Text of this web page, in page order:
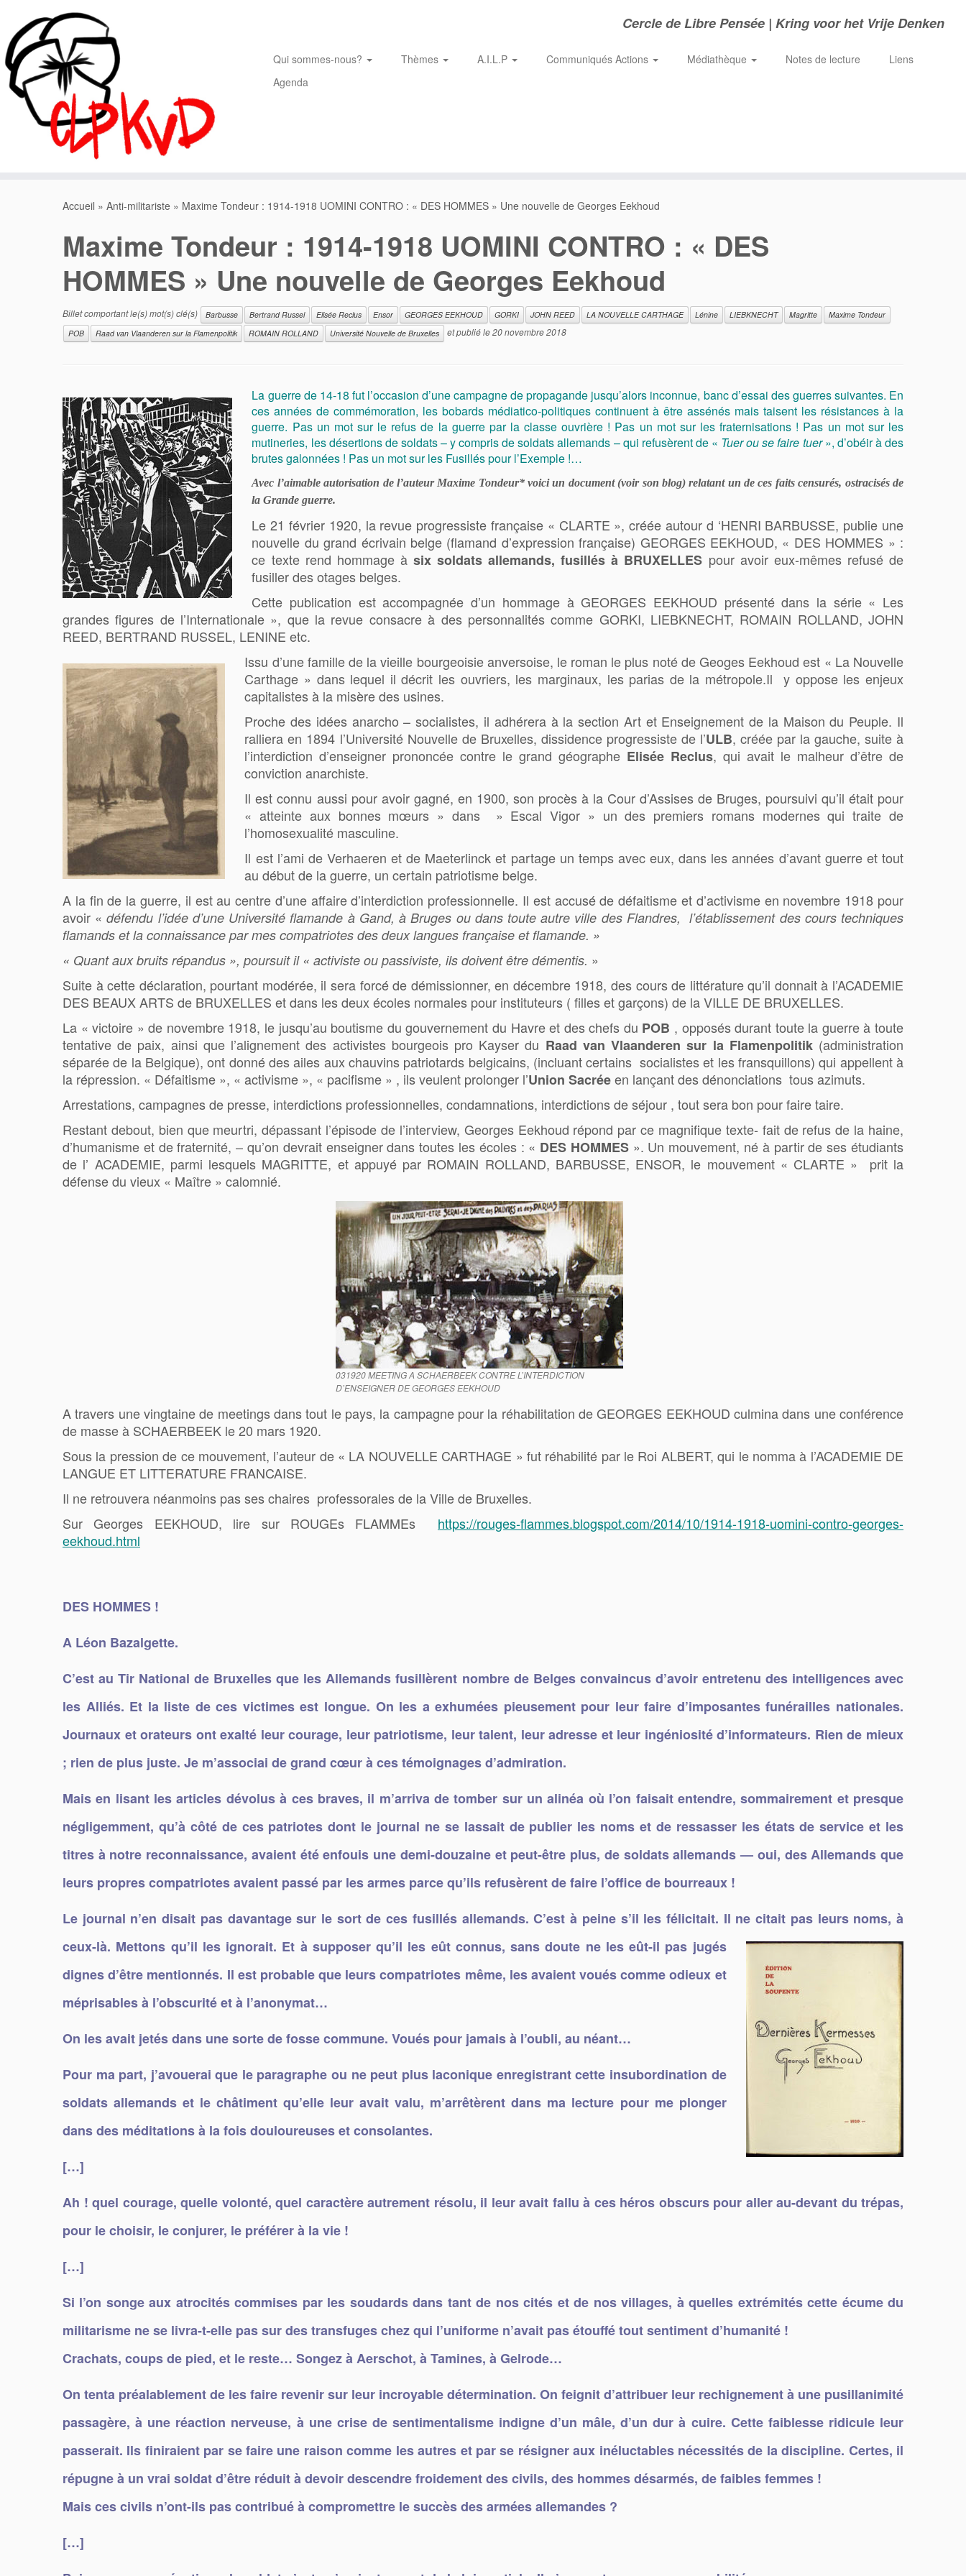
contenu
Cercle de Libre Pensée | Kring voor het Vrije Denken
Qui sommes-nous? Thèmes A.I.L.P Communiqués Actions Médiathèque Notes de lecture
Liens
Agenda
Accueil » Anti-militariste » Maxime Tondeur : 1914-1918 UOMINI CONTRO : « DES HOMMES » Une nouvelle de Georges Eekhoud
Maxime Tondeur : 1914-1918 UOMINI CONTRO : « DES
HOMMES » Une nouvelle de Georges Eekhoud
Billet comportant le(s) mot(s) clé(s) Barbusse Bertrand Russel Elisée Reclus Ensor GEORGES EEKHOUD GORKI JOHN REED LA NOUVELLE CARTHAGE Lénine LIEBKNECHT Magritte
Maxime Tondeur
POB
Raad van Vlaanderen sur la Flamenpolitik ROMAIN ROLLAND Université Nouvelle de Bruxelles et publié le20 novembre 2018
La guerre de 14-18 fut l’occasion d’une campagne de propagande jusqu’alors inconnue, banc d’essai des guerres suivantes. En
ces années de commémoration, les bobards médiatico-politiques continuent à être assénés mais taisent les résistances à la
guerre. Pas un mot sur le refus de la guerre par la classe ouvrière ! Pas un mot sur les fraternisations ! Pas un mot sur les
mutineries, les désertions de soldats – y compris de soldats allemands – qui refusèrent de « Tuer ou se faire tuer», d’obéir à des
brutes galonnées ! Pas un mot sur les Fusillés pour l’Exemple !…
Avec l’aimable autorisation de l’auteur Maxime Tondeur* voici un document (voir son blog) relatant un de ces faits censurés, ostracisés de
la Grande guerre.
Le 21 février 1920, la revue progressiste française « CLARTE », créée autour d ‘HENRI BARBUSSE, publie une
nouvelle du grand écrivain belge (flamand d’expression française) GEORGES EEKHOUD, « DES HOMMES » :
ce texte rend hommage à six soldats allemands, fusillés à BRUXELLES pour avoir eux-mêmes refusé de
fusiller des otages belges.
Cette publication est accompagnée d’un hommage à GEORGES EEKHOUD présenté dans la série « Les
grandes figures de l’Internationale », que la revue consacre à des personnalités comme GORKI, LIEBKNECHT, ROMAIN ROLLAND, JOHN
REED, BERTRAND RUSSEL, LENINE etc.
Issu d’une famille de la vieille bourgeoisie anversoise, le roman le plus noté de Geoges Eekhoud est « La Nouvelle
Carthage » dans lequel il décrit les ouvriers, les marginaux, les parias de la métropole.Il y oppose les enjeux
capitalistes à la misère des usines.
Proche des idées anarcho – socialistes, il adhérera à la section Art et Enseignement de la Maison du Peuple. Il
ralliera en 1894 l’Université Nouvelle de Bruxelles, dissidence progressiste de l’ULB, créée par la gauche, suite à
l’interdiction d’enseigner prononcée contre le grand géographe Elisée Reclus, qui avait le malheur d’être de
conviction anarchiste.
Il est connu aussi pour avoir gagné, en 1900, son procès à la Cour d’Assises de Bruges, poursuivi qu’il était pour
« atteinte aux bonnes mœurs » dans » Escal Vigor » un des premiers romans modernes qui traite de
l’homosexualité masculine.
Il est l’ami de Verhaeren et de Maeterlinck et partage un temps avec eux, dans les années d’avant guerre et tout
au début de la guerre, un certain patriotisme belge.
A la fin de la guerre, il est au centre d’une affaire d’interdiction professionnelle. Il est accusé de défaitisme et d’activisme en novembre 1918 pour
avoir «défendu l’idée d’une Université flamande à Gand, à Bruges ou dans toute autre ville des Flandres, l’établissement des cours techniques
flamands et la connaissance par mes compatriotes des deux langues française et flamande. »
« Quant aux bruits répandus », poursuit il « activiste ou passiviste, ils doivent être démentis. »
Suite à cette déclaration, pourtant modérée, il sera forcé de démissionner, en décembre 1918, des cours de littérature qu’il donnait à l’ACADEMIE
DES BEAUX ARTS de BRUXELLES et dans les deux écoles normales pour instituteurs ( filles et garçons) de la VILLE DE BRUXELLES.
La « victoire » de novembre 1918, le jusqu’au boutisme du gouvernement du Havre et des chefs du POB , opposés durant toute la guerre à toute
tentative de paix, ainsi que l’alignement des activistes bourgeois pro Kayser du Raad van Vlaanderen sur la Flamenpolitik(administration
séparée de la Belgique), ont donné des ailes aux chauvins patriotards belgicains, (incluant certains socialistes et les fransquillons) qui appellent à
la répression. « Défaitisme », « activisme », « pacifisme » , ils veulent prolonger l’Union Sacréeen lançant des dénonciations tous azimuts.
Arrestations, campagnes de presse, interdictions professionnelles, condamnations, interdictions de séjour , tout sera bon pour faire taire.
Restant debout, bien que meurtri, dépassant l’épisode de l’interview, Georges Eekhoud répond par ce magnifique texte- fait de refus de la haine,
d’humanisme et de fraternité, – qu’on devrait enseigner dans toutes les écoles : « DES HOMMES». Un mouvement, né à partir de ses étudiants
de l’ ACADEMIE, parmi lesquels MAGRITTE, et appuyé par ROMAIN ROLLAND, BARBUSSE, ENSOR, le mouvement « CLARTE » prit la
défense du vieux « Maître » calomnié.
031920 MEETING A SCHAERBEEK CONTRE L’INTERDICTION
D’ENSEIGNER DE GEORGES EEKHOUD
A travers une vingtaine de meetings dans tout le pays, la campagne pour la réhabilitation de GEORGES EEKHOUD culmina dans une conférence
de masse à SCHAERBEEK le 20 mars 1920.
Sous la pression de ce mouvement, l’auteur de « LA NOUVELLE CARTHAGE » fut réhabilité par le Roi ALBERT, qui le nomma à l’ACADEMIE DE
LANGUE ET LITTERATURE FRANCAISE.
Il ne retrouvera néanmoins pas ses chaires professorales de la Ville de Bruxelles.
Sur Georges EEKHOUD, lire sur ROUGEs FLAMMEs https://rouges-flammes.blogspot.com/2014/10/1914-1918-uomini-contro-georges-
eekhoud.html
DES HOMMES !
A Léon Bazalgette.
C’est au Tir National de Bruxelles que les Allemands fusillèrent nombre de Belges convaincus d’avoir entretenu des intelligences avec
les Alliés. Et la liste de ces victimes est longue. On les a exhumées pieusement pour leur faire d’imposantes funérailles nationales.
Journaux et orateurs ont exalté leur courage, leur patriotisme, leur talent, leur adresse et leur ingéniosité d’informateurs. Rien de mieux
; rien de plus juste. Je m’associai de grand cœur à ces témoignages d’admiration.
Mais en lisant les articles dévolus à ces braves, il m’arriva de tomber sur un alinéa où l’on faisait entendre, sommairement et presque
négligemment, qu’à côté de ces patriotes dont le journal ne se lassait de publier les noms et de ressasser les états de service et les
titres à notre reconnaissance, avaient été enfouis une demi-douzaine et peut-être plus, de soldats allemands — oui, des Allemands que
leurs propres compatriotes avaient passé par les armes parce qu’ils refusèrent de faire l’office de bourreaux !
Le journal n’en disait pas davantage sur le sort de ces fusillés allemands. C’est à peine s’il les félicitait. Il ne citait pas leurs noms, à
ceux-là. Mettons qu’il les ignorait. Et à supposer qu’il les eût connus, sans doute ne les eût-il pas jugés
dignes d’être mentionnés. Il est probable que leurs compatriotes même, les avaient voués comme odieux et
méprisables à l’obscurité et à l’anonymat…
On les avait jetés dans une sorte de fosse commune. Voués pour jamais à l’oubli, au néant…
Pour ma part, j’avouerai que le paragraphe ou ne peut plus laconique enregistrant cette insubordination de
soldats allemands et le châtiment qu’elle leur avait valu, m’arrêtèrent dans ma lecture pour me plonger
dans des méditations à la fois douloureuses et consolantes.
[…]
Ah ! quel courage, quelle volonté, quel caractère autrement résolu, il leur avait fallu à ces héros obscurs pour aller au-devant du trépas,
pour le choisir, le conjurer, le préférer à la vie !
[…]
Si l’on songe aux atrocités commises par les soudards dans tant de nos cités et de nos villages, à quelles extrémités cette écume du
militarisme ne se livra-t-elle pas sur des transfuges chez qui l’uniforme n’avait pas étouffé tout sentiment d’humanité !
Crachats, coups de pied, et le reste… Songez à Aerschot, à Tamines, à Gelrode…
On tenta préalablement de les faire revenir sur leur incroyable détermination. On feignit d’attribuer leur rechignement à une pusillanimité
passagère, à une réaction nerveuse, à une crise de sentimentalisme indigne d’un mâle, d’un dur à cuire. Cette faiblesse ridicule leur
passerait. Ils finiraient par se faire une raison comme les autres et par se résigner aux inéluctables nécessités de la discipline. Certes, il
répugne à un vrai soldat d’être réduit à devoir descendre froidement des civils, des hommes désarmés, de faibles femmes !
Mais ces civils n’ont-ils pas contribué à compromettre le succès des armées allemandes ?
[…]